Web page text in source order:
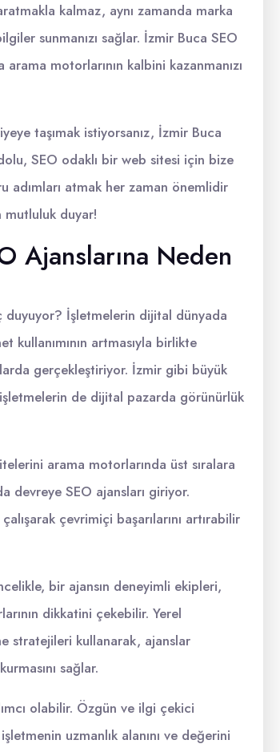
kalmaz, aynı zamanda marka
sunmanızı sağlar. İzmir Buca SEO
motorlarının kalbini kazanmanızı
taşımak istiyorsanız, İzmir Buca
SEO odaklı bir web sitesi için bize
adımları atmak her zaman önemlidir
mutluluk duyar!
Ajanslarına Neden
duyuyor? İşletmelerin dijital dünyada
kullanımının artmasıyla birlikte
gerçekleştiriyor. İzmir gibi büyük
de dijital pazarda görünürlük
arama motorlarında üst sıralara
devreye SEO ajansları giriyor.
çevrimiçi başarılarını artırabilir
bir ajansın deneyimli ekipleri,
dikkatini çekebilir. Yerel
stratejileri kullanarak, ajanslar
sağlar.
olabilir. Özgün ve ilgi çekici
uzmanlık alanını ve değerini